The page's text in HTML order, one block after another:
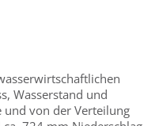
Wasserstand und
und von der Verteilung